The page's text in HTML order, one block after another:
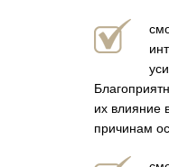
их влияние
причинам